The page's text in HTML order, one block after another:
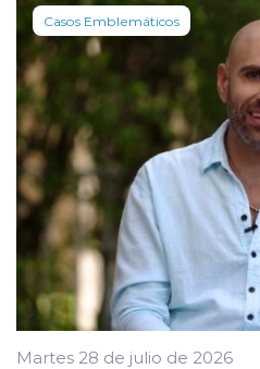
Casos Emblemáticos
Martes 28 de julio de 2026